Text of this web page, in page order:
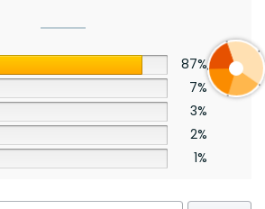
87%
7%
3%
2%
1%